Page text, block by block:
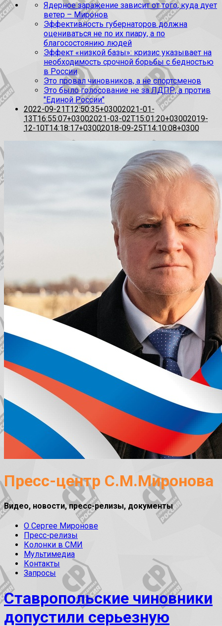
Ядерное заражение зависит от того, куда дует
ветер – Миронов
Эффективность губернаторов должна
оцениваться не по их пиару, а по
благосостоянию людей
Эффект «низкой базы»: кризис указывает на
необходимость срочной борьбы с бедностью
в России
Это провал чиновников, а не спортсменов
Это было голосование не за ЛДПР, а против
"Единой России"
2022-09-21T12:50:35+03002021-01-
13T16:55:07+03002021-03-02T15:01:20+03002019-
12-10T14:18:17+03002018-09-25T14:10:08+0300
Пресс-центр С.М.Миронова
Видео, новости, пресс-релизы, документы
О Сергее Миронове
Пресс-релизы
Колонки в СМИ
Мультимедиа
Контакты
Запросы
Ставропольские чиновники
допустили серьезную